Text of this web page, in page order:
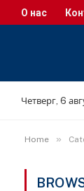
О нас
Четверг, 6
Home »